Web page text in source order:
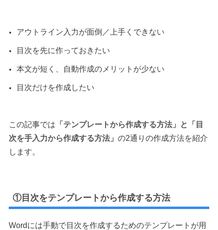
アウトライン入力が面倒／上手くできない
目次を先に作っておきたい
本文が短く、自動作成のメリットが少ない
目次だけを作成したい
この記事では 「テンプレートから作成する方法」と「目
次を手入力から作成する方法」 の2通りの作成方法を紹介
します。
①目次をテンプレートから作成する方法
Wordには手動で目次を作成するためのテンプレートが用